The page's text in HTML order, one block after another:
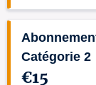
Catégorie 2
€15